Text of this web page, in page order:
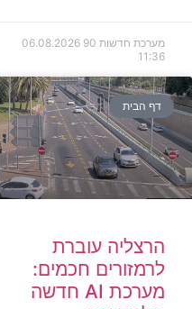
מערכת חדשות 90
06.08.2026
11:36
דף הבית
הרצליה עוברת
לרמזורים חכמים:
מערכת AI חדשה